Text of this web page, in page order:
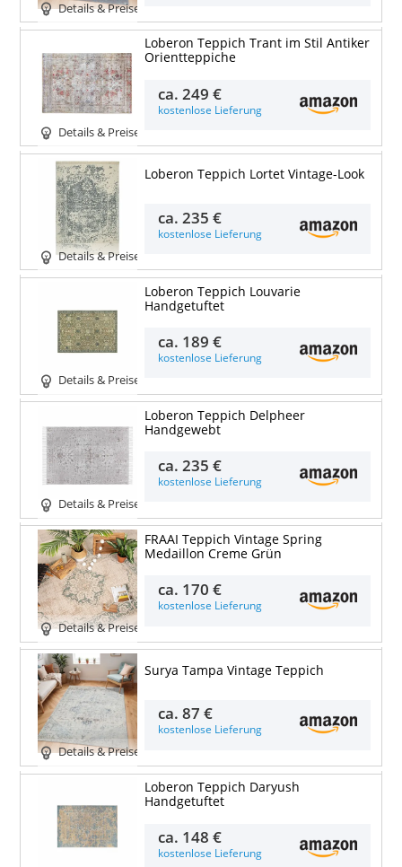
Details & Preise
Details & Preise
Loberon Teppich Trant im Stil Antiker
Orientteppiche
ca.249 €
kostenlose Lieferung
Details & Preise
Loberon Teppich Lortet Vintage-Look
ca.235 €
kostenlose Lieferung
Details & Preise
Loberon Teppich Louvarie
Handgetuftet
ca. 189 €
kostenlose Lieferung
Details & Preise
Loberon Teppich Delpheer
Handgewebt
ca.235 €
kostenlose Lieferung
Details & Preise
FRAAI Teppich Vintage Spring
Medaillon Creme Grün
ca. 170 €
kostenlose Lieferung
Details & Preise
Surya Tampa Vintage Teppich
ca.87 €
kostenlose Lieferung
Loberon Teppich Daryush
Handgetuftet
ca. 148 €
kostenlose Lieferung